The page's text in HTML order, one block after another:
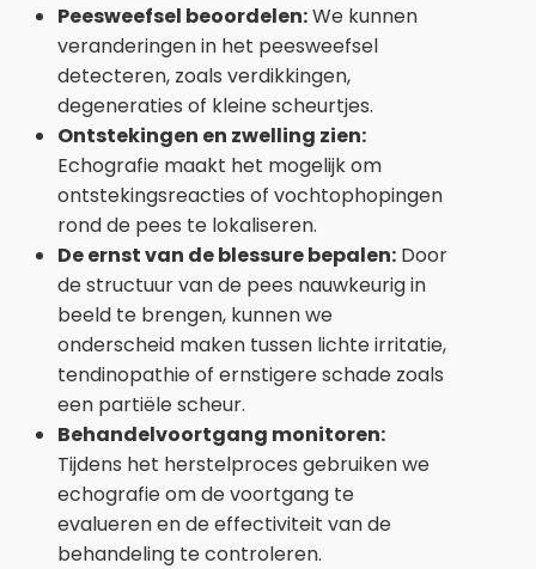
Peesweefsel beoordelen:We kunnen
veranderingen in het peesweefsel
detecteren, zoals verdikkingen,
degeneraties of kleine scheurtjes.
Ontstekingen en zwelling zien:
Echografie maakt het mogelijk om
ontstekingsreacties of vochtophopingen
rond de pees te lokaliseren.
De ernst van de blessure bepalen: Door
de structuur van de pees nauwkeurig in
beeld te brengen, kunnen we
onderscheid maken tussen lichte irritatie,
tendinopathie of ernstigere schade zoals
een partiële scheur.
Behandelvoortgang monitoren:
Tijdens het herstelproces gebruiken we
echografie om de voortgang te
evalueren en de effectiviteit van de
behandeling te controleren.